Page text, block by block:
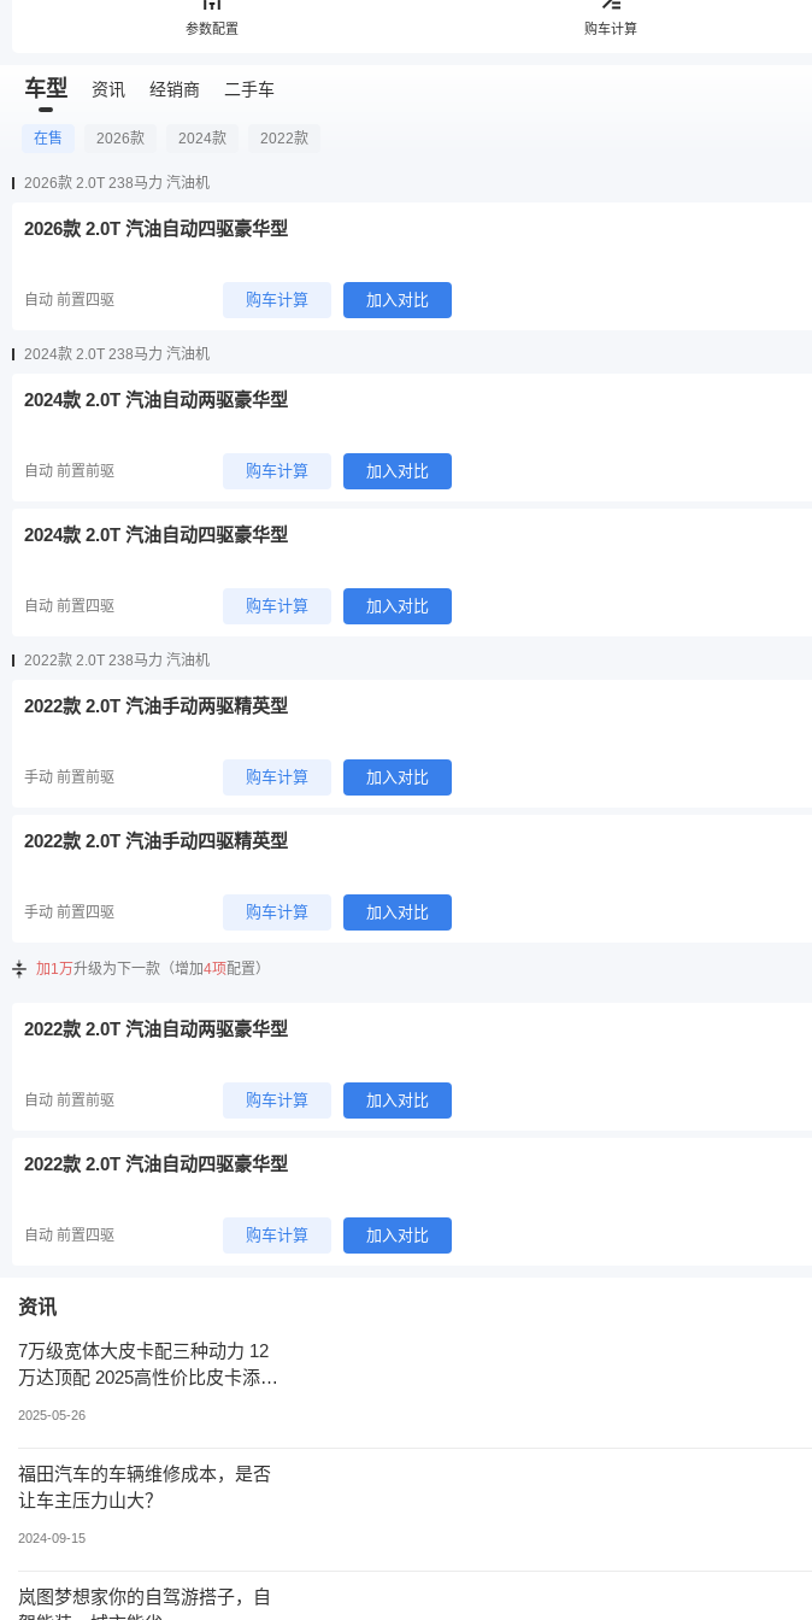
参数配置 购车计算
车型 资讯 经销商 二手车
在售 2026款 2024款 2022款
2026款 2.0T 238马力 汽油机
2026款 2.0T 汽油自动四驱豪华型
自动 前置四驱 购车计算 加入对比
2024款 2.0T 238马力 汽油机
2024款 2.0T 汽油自动两驱豪华型
自动 前置前驱 购车计算 加入对比
2024款 2.0T 汽油自动四驱豪华型
自动 前置四驱 购车计算 加入对比
2022款 2.0T 238马力 汽油机
2022款 2.0T 汽油手动两驱精英型
手动 前置前驱 购车计算 加入对比
2022款 2.0T 汽油手动四驱精英型
手动 前置四驱 购车计算 加入对比
加1万升级为下一款（增加4项配置）
2022款 2.0T 汽油自动两驱豪华型
自动 前置前驱 购车计算 加入对比
2022款 2.0T 汽油自动四驱豪华型
自动 前置四驱 购车计算 加入对比
资讯
7万级宽体大皮卡配三种动力 12
万达顶配 2025高性价比皮卡添新
2025-05-26
福田汽车的车辆维修成本，是否
让车主压力山大？
2024-09-15
岚图梦想家你的自驾游搭子，自